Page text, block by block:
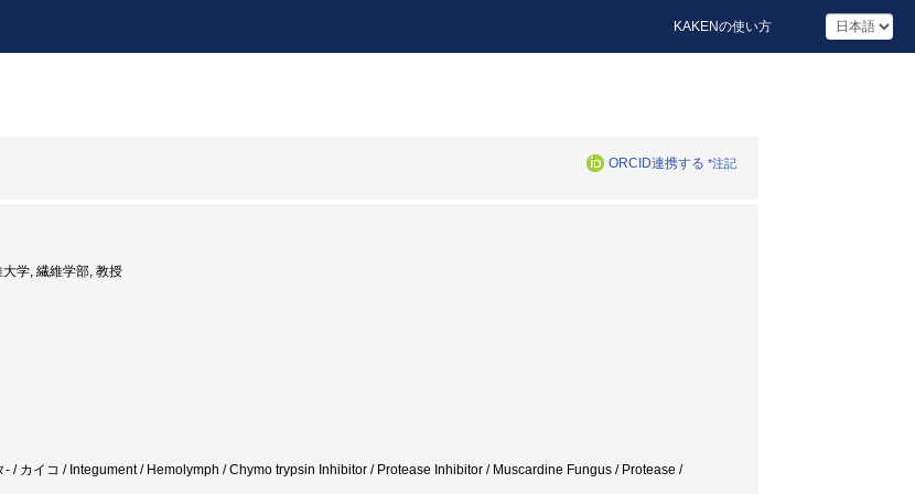
KAKENの使い方
ORCID連携する *注記
学, 繊維学部, 教授
- / カイコ / Integument / Hemolymph / Chymo trypsin Inhibitor / Protease Inhibitor / Muscardine Fungus / Protease /